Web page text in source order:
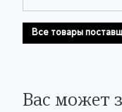
Все товары
Вас может